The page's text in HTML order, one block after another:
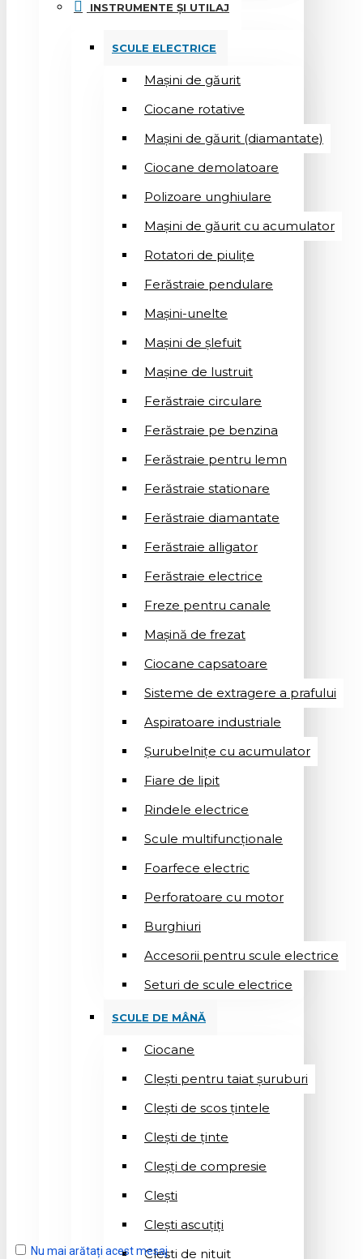
INSTRUMENTE ȘI UTILAJ
SCULE ELECTRICE
Mașini de găurit
Ciocane rotative
Mașini de găurit (diamantate)
Ciocane demolatoare
Polizoare unghiulare
Mașini de găurit cu acumulator
Rotatori de piuliţe
Ferăstraie pendulare
Mașini-unelte
Mașini de șlefuit
Mașinе de lustruit
Ferăstraie circulare
Ferăstraie pe benzina
Ferăstraie pentru lemn
Ferăstraie stationare
Ferăstraie diamantate
Ferăstraie alligator
Ferăstraie electrice
Freze pentru canale
Mașină de frezat
Ciocane capsatoare
Sisteme de extragere a prafului
Aspiratoare industriale
Șurubelnițe cu acumulator
Fiare de lipit
Rindele electrice
Scule multifuncționale
Foarfece electric
Perforatoare cu motor
Burghiuri
Accesorii pentru scule electrice
Seturi de scule electrice
SCULE DE MÂNĂ
Ciocane
Cleşti pentru taiat șuruburi
Clești de scos țintele
Clești de ținte
Cleșți de compresie
Cleşti
Clești ascuțiți
Cleşti de nituit
Nu mai arătați acest mesaj